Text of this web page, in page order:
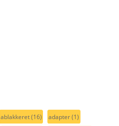
ablakkeret(16) adapter(1)